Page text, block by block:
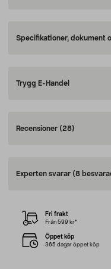
Specifikationer, dokument
Trygg E-Handel
Recensioner (28)
Experten svarar (8
Fri frakt
Från 599 kr*
Öppet köp
365 dagar öppet köp